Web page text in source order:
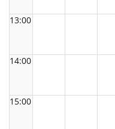
13:00
14:00
15:00